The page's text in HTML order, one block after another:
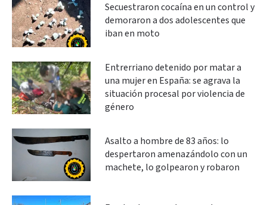
Secuestraron cocaína en un control y
demoraron a dos adolescentes que
iban en moto
Entrerriano detenido por matar a
una mujer en España: se agrava la
situación procesal por violencia de
género
Asalto a hombre de 83 años: lo
despertaron amenazándolo con un
machete, lo golpearon y robaron